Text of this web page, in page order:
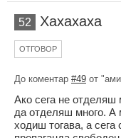
52 Хахахаха
ОТГОВОР
До коментар #49 от
Ако сега не отделяш
да отделяш много. А
ходиш тогава, а